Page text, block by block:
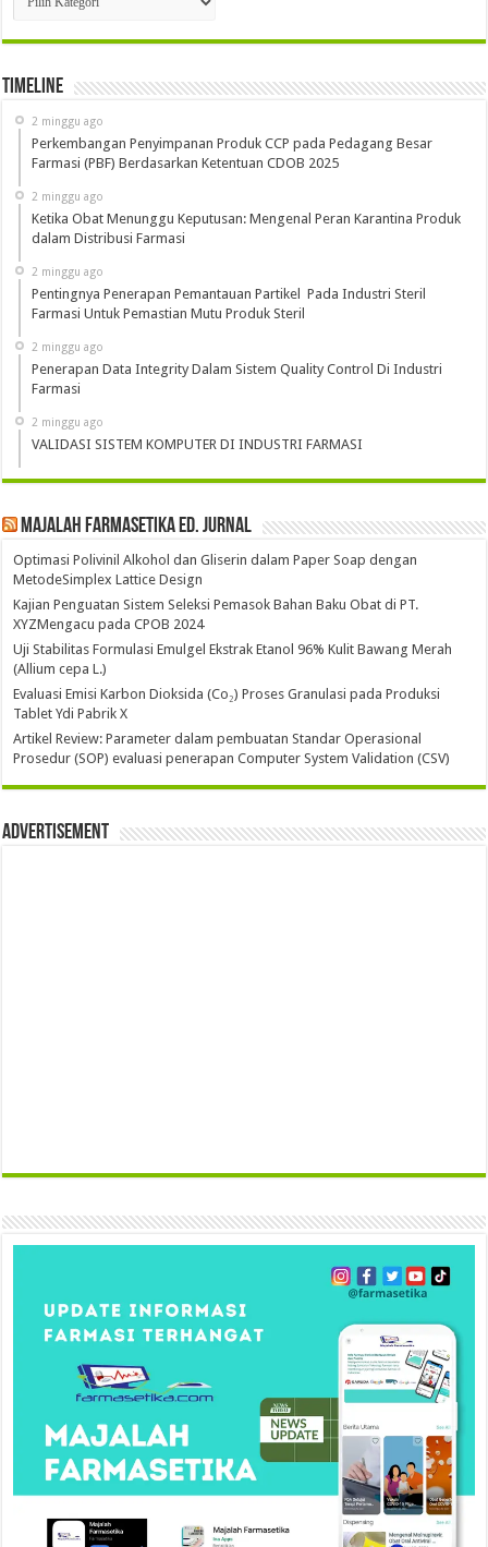
Timeline
2 minggu ago
Perkembangan Penyimpanan Produk CCP pada Pedagang Besar
Farmasi (PBF) Berdasarkan Ketentuan CDOB 2025
2 minggu ago
Ketika Obat Menunggu Keputusan: Mengenal Peran Karantina Produk
dalam Distribusi Farmasi
2 minggu ago
Pentingnya Penerapan Pemantauan Partikel Pada Industri Steril
Farmasi Untuk Pemastian Mutu Produk Steril
2 minggu ago
Penerapan Data Integrity Dalam Sistem Quality Control Di Industri
Farmasi
2 minggu ago
VALIDASI SISTEM KOMPUTER DI INDUSTRI FARMASI
Majalah Farmasetika Ed. Jurnal
Optimasi Polivinil Alkohol dan Gliserin dalam Paper Soap dengan
MetodeSimplex Lattice Design
Kajian Penguatan Sistem Seleksi Pemasok Bahan Baku Obat di PT.
XYZMengacu pada CPOB 2024
Uji Stabilitas Formulasi Emulgel Ekstrak Etanol 96% Kulit Bawang Merah
(Allium cepa L.)
Evaluasi Emisi Karbon Dioksida (Co₂) Proses Granulasi pada Produksi
Tablet Ydi Pabrik X
Artikel Review: Parameter dalam pembuatan Standar Operasional
Prosedur (SOP) evaluasi penerapan Computer System Validation (CSV)
Advertisement